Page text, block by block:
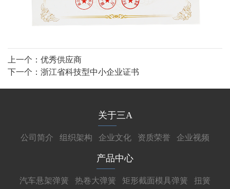
上一个： 优秀供应商
下一个： 浙江省科技型中小企业证书
关于三A
公司简介 组织架构 企业文化 资质荣誉 企业视频
产品中心
汽车悬架弹簧 热卷大弹簧 矩形截面模具弹簧
扭簧